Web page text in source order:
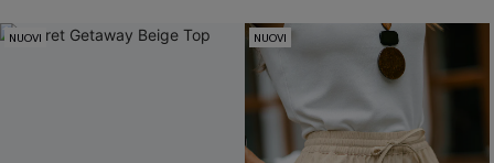
NUOVI NUOVI